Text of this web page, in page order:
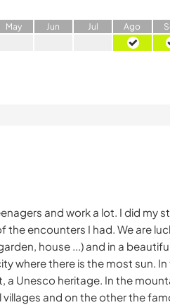
May Jun Jul Ago S
and work a lot. I did my
encounters I had. We are
house ...) and in a
where there is the most sun.
a Unesco heritage. In the
villages and on the other the